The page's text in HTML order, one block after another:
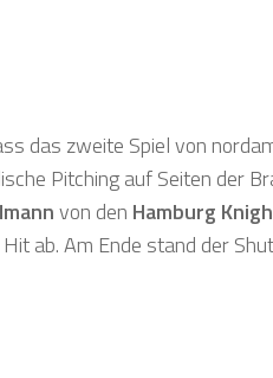
das zweite Spiel von
Pitching auf Seiten der
von den Hamburg
ab. Am Ende stand der